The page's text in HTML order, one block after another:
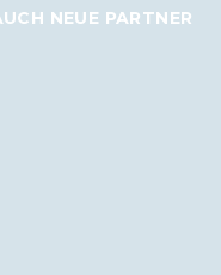
NEUE PARTNER